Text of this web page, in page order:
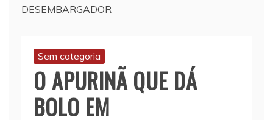
DESEMBARGADOR
Sem categoria
O APURINÃ QUE DÁ
BOLO EM